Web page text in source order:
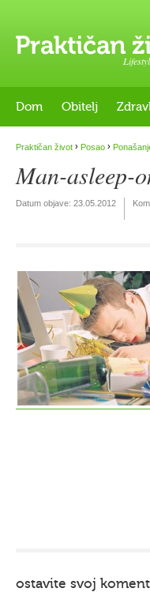
Dom Obitelj
Praktičan život › Posao ›
Man-asleep-
Datum objave: 23.05.2012
ostavite svoj